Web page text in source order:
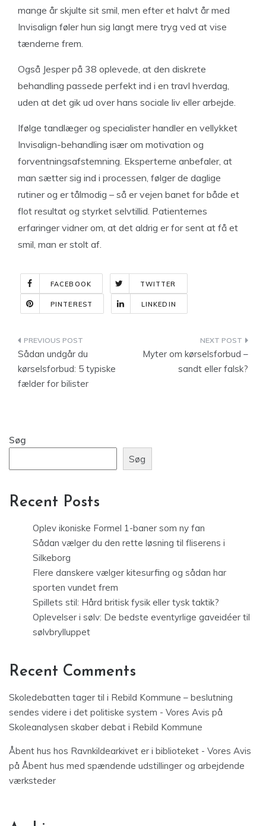
mange år skjulte sit smil, men efter et halvt år med
Invisalign føler hun sig langt mere tryg ved at vise
tænderne frem.
Også Jesper på 38 oplevede, at den diskrete
behandling passede perfekt ind i en travl hverdag,
uden at det gik ud over hans sociale liv eller arbejde.
Ifølge tandlæger og specialister handler en vellykket
Invisalign-behandling især om motivation og
forventningsafstemning. Eksperterne anbefaler, at
man sætter sig ind i processen, følger de daglige
rutiner og er tålmodig – så er vejen banet for både et
flot resultat og styrket selvtillid. Patienternes
erfaringer vidner om, at det aldrig er for sent at få et
smil, man er stolt af.
FACEBOOK TWITTER
PINTEREST LINKEDIN
Indlægsnavigation
Sådan undgår du
kørselsforbud: 5 typiske
fælder for bilister
Myter om kørselsforbud –
sandt eller falsk?
Søg
Søg
Recent Posts
Oplev ikoniske Formel 1-baner som ny fan
Sådan vælger du den rette løsning til fliserens i
Silkeborg
Flere danskere vælger kitesurfing og sådan har
sporten vundet frem
Spillets stil: Hård britisk fysik eller tysk taktik?
Oplevelser i sølv: De bedste eventyrlige gaveidéer til
sølvbrylluppet
Recent Comments
Skoledebatten tager til i Rebild Kommune – beslutning
sendes videre i det politiske system - Vores Avis på
Skoleanalysen skaber debat i Rebild Kommune
Åbent hus hos Ravnkildearkivet er i biblioteket - Vores Avis
på Åbent hus med spændende udstillinger og arbejdende
værksteder